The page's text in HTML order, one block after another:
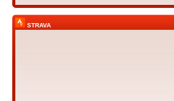
STRAVA